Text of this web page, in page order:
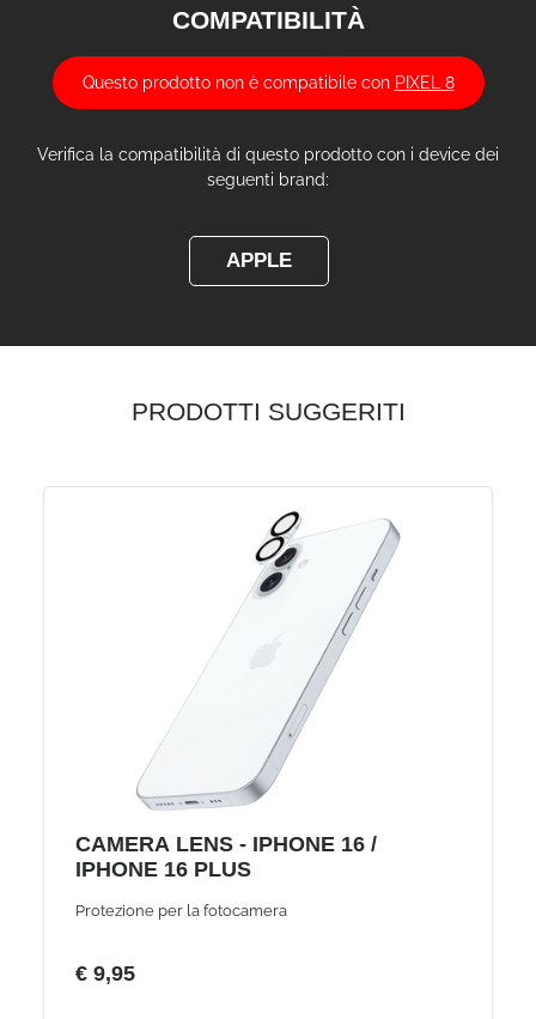
COMPATIBILITÀ
Questo prodotto non è compatibile con PIXEL 8
Verifica la compatibilità di questo prodotto con i device dei
seguenti brand:
APPLE
PRODOTTI SUGGERITI
CAMERA LENS - IPHONE 16 /
IPHONE 16 PLUS
Protezione per la fotocamera
€ 9,95